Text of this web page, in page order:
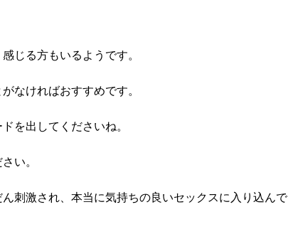
じる方もいるようです。
なければおすすめです。
を出してくださいね。
い。
刺激され、本当に気持ちの良いセックスに入り込んで